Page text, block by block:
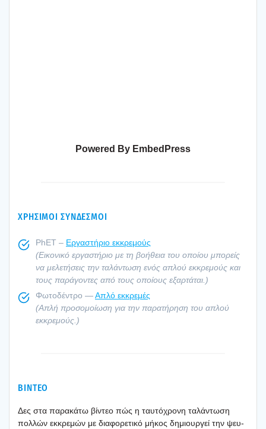
Powered By EmbedPress
ΧΡΗΣΙΜΟΙ ΣΥΝΔΕΣΜΟΙ
PhET – Εργα­στή­ριο εκκρε­μούς
(Εικο­νι­κό εργα­στή­ριο με τη βοή­θεια του οποί­ου μπο­ρείς
να μελε­τή­σεις την ταλά­ντω­ση ενός απλού εκκρε­μούς και
τους παρά­γο­ντες από τους οποί­ους εξαρ­τά­ται.)
Φωτο­δέ­ντρο —Απλό εκκρε­μές
(Απλή προ­σο­μοί­ω­ση για την παρα­τή­ρη­ση του απλού
εκκρε­μούς.)
ΒΙΝΤΕΟ
Δες στα παρα­κά­τω βίντεο πώς η ταυ­τό­χρο­νη ταλά­ντω­ση
πολ­λών εκκρε­μών με δια­φο­ρε­τι­κό μήκος δημιουρ­γεί την ψευ­